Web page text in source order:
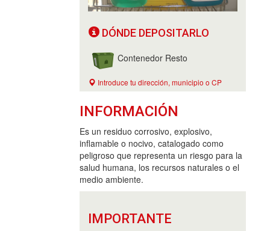
DÓNDE DEPOSITARLO
Contenedor Resto
Introduce tu dirección, municipio o CP
INFORMACIÓN
Es un residuo corrosivo, explosivo,
inflamable o nocivo, catalogado como
peligroso que representa un riesgo para la
salud humana, los recursos naturales o el
medio ambiente.
IMPORTANTE